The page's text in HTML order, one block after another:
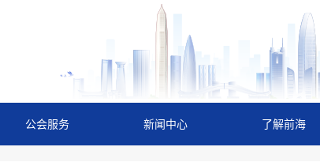
公会服务 新闻中心 了解前海